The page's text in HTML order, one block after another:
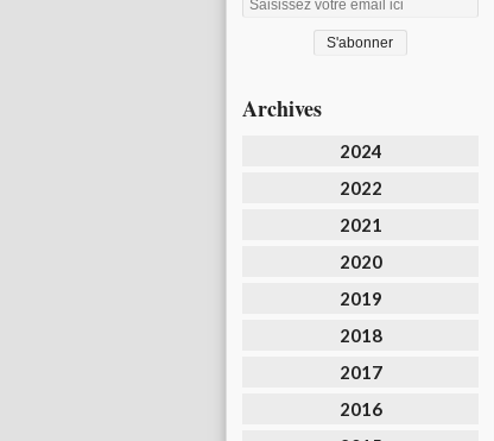
Archives
2024
2022
2021
2020
2019
2018
2017
2016